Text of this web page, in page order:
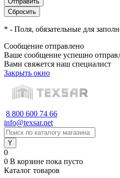
* - Поля, обязательные для
Сообщение отправлено
Ваше сообщение успешно
Вами свяжется наш специалист
Закрыть окно
8 800 600 74 66
info@texsar.net
0
0 В корзине пока пусто
Каталог товаров